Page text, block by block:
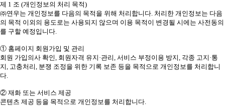
제 1 조 (개인정보의 처리 목적)
㈜연우는 개인정보를 다음의 목적을 위해 처리합니다. 처리한 개인정보는 다음
의 목적 이외의 용도로는 사용되지 않으며 이용 목적이 변경될 시에는 사전동의
를 구할 예정입니다.
① 홈페이지 회원가입 및 관리
회원 가입의사 확인, 회원자격 유지·관리, 서비스 부정이용 방지, 각종 고지·통
지, 고충처리, 분쟁 조정을 위한 기록 보존 등을 목적으로 개인정보를 처리합니
다.
② 재화 또는 서비스 제공
콘텐츠 제공 등을 목적으로 개인정보를 처리합니다.